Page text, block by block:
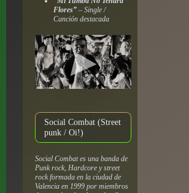
Flores”– Single /
Canción destacada
Social Combat (Street
punk / Oi!)
Social Combat es una banda de
Punk rock, Hardcore y street
rock formada en la ciudad de
Valencia en 1999 por miembros